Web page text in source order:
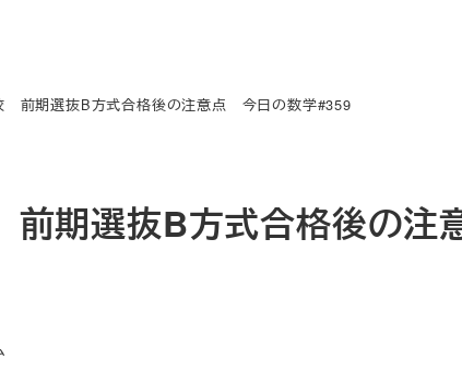
前期選抜B方式合格後の注意点 今日の数学#359
期選抜B方式合格後の